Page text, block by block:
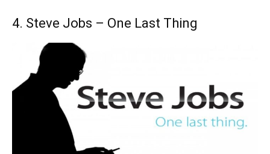
4. Steve Jobs – One Last Thing